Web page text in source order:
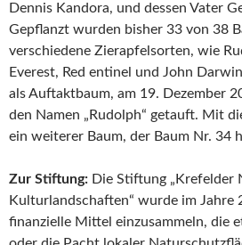
Dennis Kandora, und dessen Vater
Gepflanzt wurden bisher 33 von 38
verschiedene Zierapfelsorten, wie
Everest, Red entinel und John
als Auftaktbaum, am 19. Dezember
den Namen „Rudolph“ getauft. Mit
ein weiterer Baum, der Baum Nr. 34
Zur Stiftung: Die Stiftung „Krefelder
Kulturlandschaften“ wurde im Jahre
finanzielle Mittel einzusammeln, die